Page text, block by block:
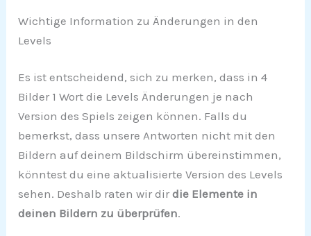
Wichtige Information zu Änderungen in den
Levels
Es ist entscheidend, sich zu merken, dass in 4
Bilder 1 Wort die Levels Änderungen je nach
Version des Spiels zeigen können. Falls du
bemerkst, dass unsere Antworten nicht mit den
Bildern auf deinem Bildschirm übereinstimmen,
könntest du eine aktualisierte Version des Levels
sehen. Deshalb raten wir dirdie Elemente in
deinen Bildern zu überprüfen.